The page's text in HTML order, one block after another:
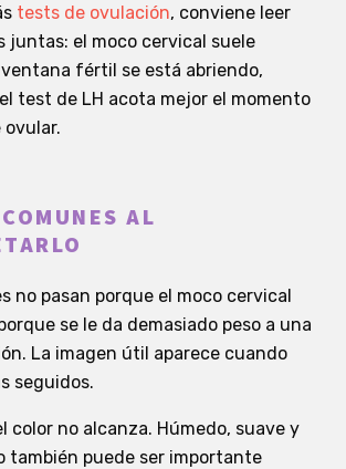
tests de ovulación, conviene leer
juntas: el moco cervical suele
fértil se está abriendo,
test de LH acota mejor el momento
ovular.
AL
no pasan porque el moco cervical
se le da demasiado peso a una
La imagen útil aparece cuando
seguidos.
color no alcanza. Húmedo, suave y
también puede ser importante